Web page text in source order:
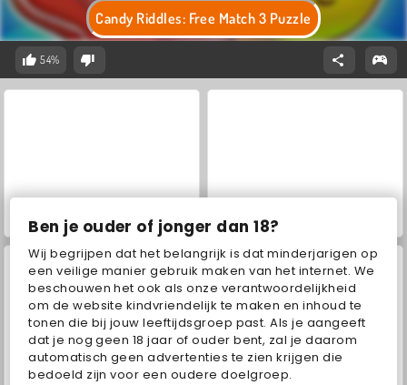
Ben je ouder of jonger dan 18?
Wij begrijpen dat het belangrijk is dat minderjarigen op
een veilige manier gebruik maken van het internet. We
beschouwen het ook als onze verantwoordelijkheid
om de website kindvriendelijk te maken en inhoud te
tonen die bij jouw leeftijdsgroep past. Als je aangeeft
dat je nog geen 18 jaar of ouder bent, zal je daarom
automatisch geen advertenties te zien krijgen die
bedoeld zijn voor een oudere doelgroep.
Candy Riddles: Free Match 3 Puzzle
54%
Bubble Invasion
Mergest Kingdom Extreme bubbelschieter 2